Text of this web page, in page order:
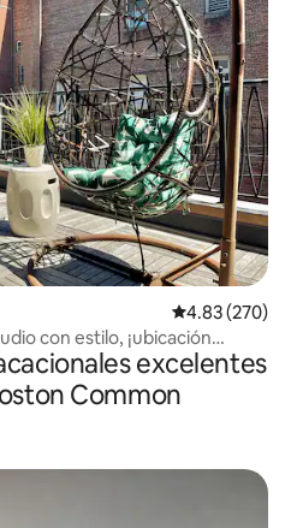
Calificación
4.83 (270)
con estilo, ¡ubicación
excelentes
Common